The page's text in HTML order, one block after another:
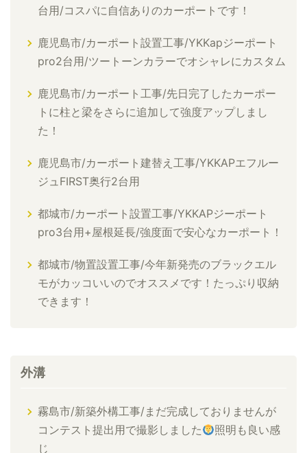
台用/コスパに自信ありのカーポートです！
鹿児島市/カーポート設置工事/YKKapジーポート
pro2台用/ツートーンカラーでオシャレにカスタム
鹿児島市/カーポート工事/先日完了したカーポー
トに柱と梁をさらに追加して強度アップしまし
た！
鹿児島市/カーポート建替え工事/YKKAPエフルー
ジュFIRST奥行2台用
都城市/カーポート設置工事/YKKAPジーポート
pro3台用+屋根延長/強度面で安心なカーポート！
都城市/物置設置工事/今年新発売のブラックエル
モがカッコいいのでオススメです！たっぷり収納
できます！
外溝
霧島市/新築外構工事/まだ完成しておりませんが
コンテスト提出用で撮影しました
照明も良い感
じ